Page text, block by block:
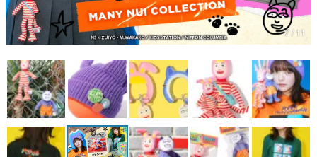
その他
電ファミニコゲーマーとは？
運営：株式会社マレ
7 / 11